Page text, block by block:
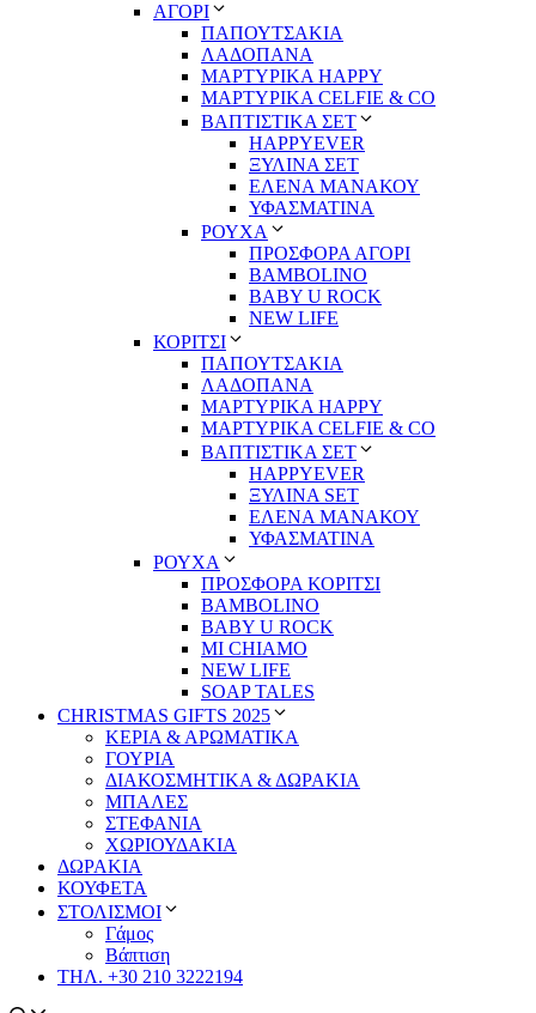
ΑΓΟΡΙ
ΠΑΠΟΥΤΣΑΚΙΑ
ΛΑΔΟΠΑΝΑ
ΜΑΡΤΥΡΙΚΑ HAPPY
ΜΑΡΤΥΡΙΚΑ CELFIE & CO
ΒΑΠΤΙΣΤΙΚΑ ΣΕΤ
HAPPYEVER
ΞΥΛΙΝΑ ΣΕΤ
ΕΛΕΝΑ ΜΑΝΑΚΟΥ
ΥΦΑΣΜΑΤΙΝΑ
ΡΟΥΧΑ
ΠΡΟΣΦΟΡΑ ΑΓΟΡΙ
BAMBOLINO
BABY U ROCK
NEW LIFE
ΚΟΡΙΤΣΙ
ΠΑΠΟΥΤΣΑΚΙΑ
ΛΑΔΟΠΑΝΑ
ΜΑΡΤΥΡΙΚΑ HAPPY
ΜΑΡΤΥΡΙΚΑ CELFIE & CO
ΒΑΠΤΙΣΤΙΚΑ ΣΕΤ
HAPPYEVER
ΞΥΛΙΝΑ SET
ΕΛΕΝΑ ΜΑΝΑΚΟΥ
ΥΦΑΣΜΑΤΙΝΑ
ΡΟΥΧΑ
ΠΡΟΣΦΟΡΑ ΚΟΡΙΤΣΙ
BAMBOLINO
BABY U ROCK
MI CHIAMO
NEW LIFE
SOAP TALES
CHRISTMAS GIFTS 2025
ΚΕΡΙΑ & ΑΡΩΜΑΤΙΚΑ
ΓΟΥΡΙΑ
ΔΙΑΚΟΣΜΗΤΙΚΑ & ΔΩΡΑΚΙΑ
ΜΠΑΛΕΣ
ΣΤΕΦΑΝΙΑ
ΧΩΡΙΟΥΔΑΚΙΑ
ΔΩΡΑΚΙΑ
ΚΟΥΦΕΤΑ
ΣΤΟΛΙΣΜΟΙ
Γάμος
Βάπτιση
ΤΗΛ. +30 210 3222194